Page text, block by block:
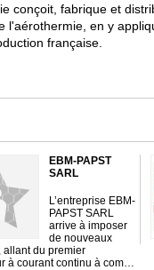
conçoit, fabrique et
l'aérothermie, en y
française.
EBM-PAPST
SARL
L’entreprise EBM-
PAPST SARL
arrive à imposer
de nouveaux
allant du premier
à courant continu à com…